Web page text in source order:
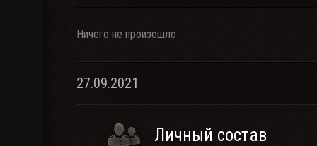
Ничего не произошло
27.09.2021
Личный состав